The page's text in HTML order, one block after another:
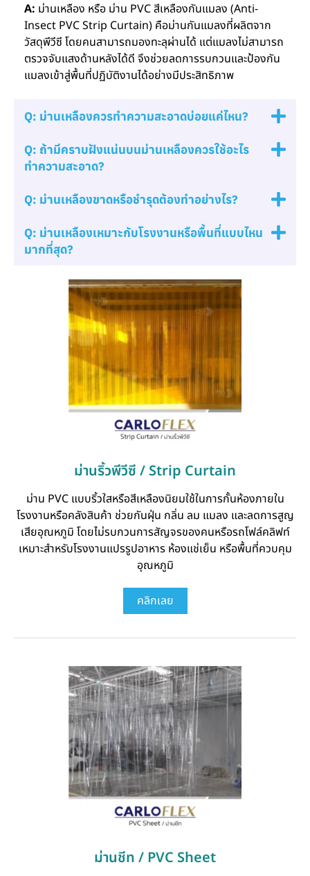
A: ม่านเหลือง หรือ ม่าน PVC สีเหลืองกันแมลง (Anti-
Insect PVC Strip Curtain) คือม่านกันแมลงที่ผลิตจาก
วัสดุพีวีซี โดยคนสามารถมองทะลุผ่านได้ แต่แมลงไม่สามารถ
ตรวจจับแสงด้านหลังได้ดี จึงช่วยลดการรบกวนและป้องกัน
แมลงเข้าสู่พื้นที่ปฏิบัติงานได้อย่างมีประสิทธิภาพ
Q: ม่านเหลืองควรทำความสะอาดบ่อยแค่ไหน?
Q: ถ้ามีคราบฝังแน่นบนม่านเหลืองควรใช้อะไร
ทำความสะอาด?
Q: ม่านเหลืองขาดหรือชำรุดต้องทำอย่างไร?
Q: ม่านเหลืองเหมาะกับโรงงานหรือพื้นที่แบบไหน
มากที่สุด?
ม่านริ้วพีวีซี / Strip Curtain
ม่าน PVC แบบริ้วใสหรือสีเหลืองนิยมใช้ในการกั้นห้องภายใน
โรงงานหรือคลังสินค้า ช่วยกันฝุ่น กลิ่น ลม แมลง และลดการสูญ
เสียอุณหภูมิ โดยไม่รบกวนการสัญจรของคนหรือรถโฟล์คลิฟท์
เหมาะสำหรับโรงงานแปรรูปอาหาร ห้องแช่เย็น หรือพื้นที่ควบคุม
อุณหภูมิ
คลิกเลย
ม่านชีท / PVC Sheet